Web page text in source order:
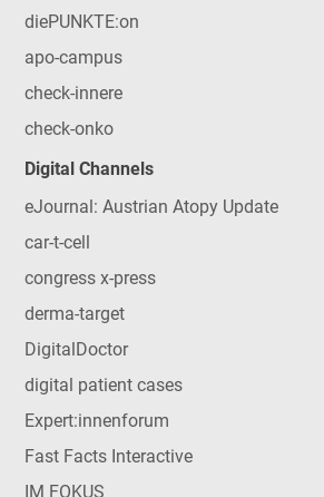
diePUNKTE:on
apo-campus
check-innere
check-onko
Digital Channels
eJournal: Austrian Atopy Update
car-t-cell
congress x-press
derma-target
DigitalDoctor
digital patient cases
Expert:innenforum
Fast Facts Interactive
IM FOKUS